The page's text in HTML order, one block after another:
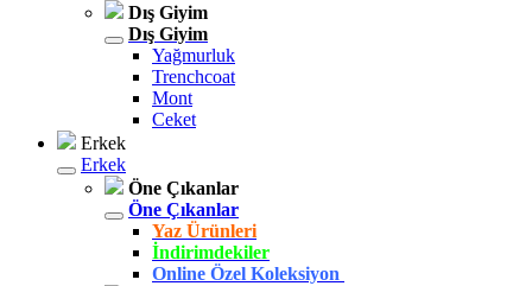
Dış Giyim
Dış Giyim
Yağmurluk
Trenchcoat
Mont
Ceket
Erkek
Erkek
Öne Çıkanlar
Öne Çıkanlar
Yaz Ürünleri
İndirimdekiler
Online Özel Koleksiyon